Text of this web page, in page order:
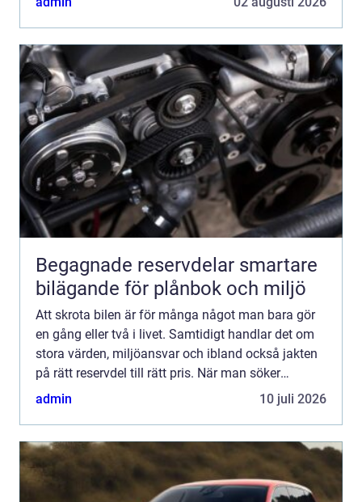
Begagnade reservdelar smartare
bilägande för plånbok och miljö
Att skrota bilen är för många något man bara gör
en gång eller två i livet. Samtidigt handlar det om
stora värden, miljöansvar och ibland också jakten
på rätt reservdel till rätt pris. När man söker
bildemontering stockholm vill man därför ha en
admin 10 juli 2026